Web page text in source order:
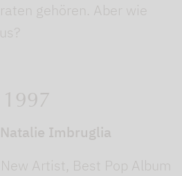
gehören. Aber wie
1997
Imbruglia
Artist, Best Pop Album